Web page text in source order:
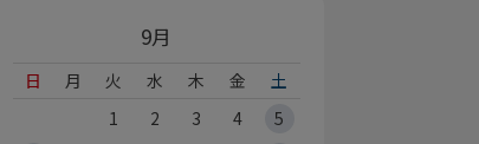
9月
日 月 火 水 木 金
土
1
2 3 4 5